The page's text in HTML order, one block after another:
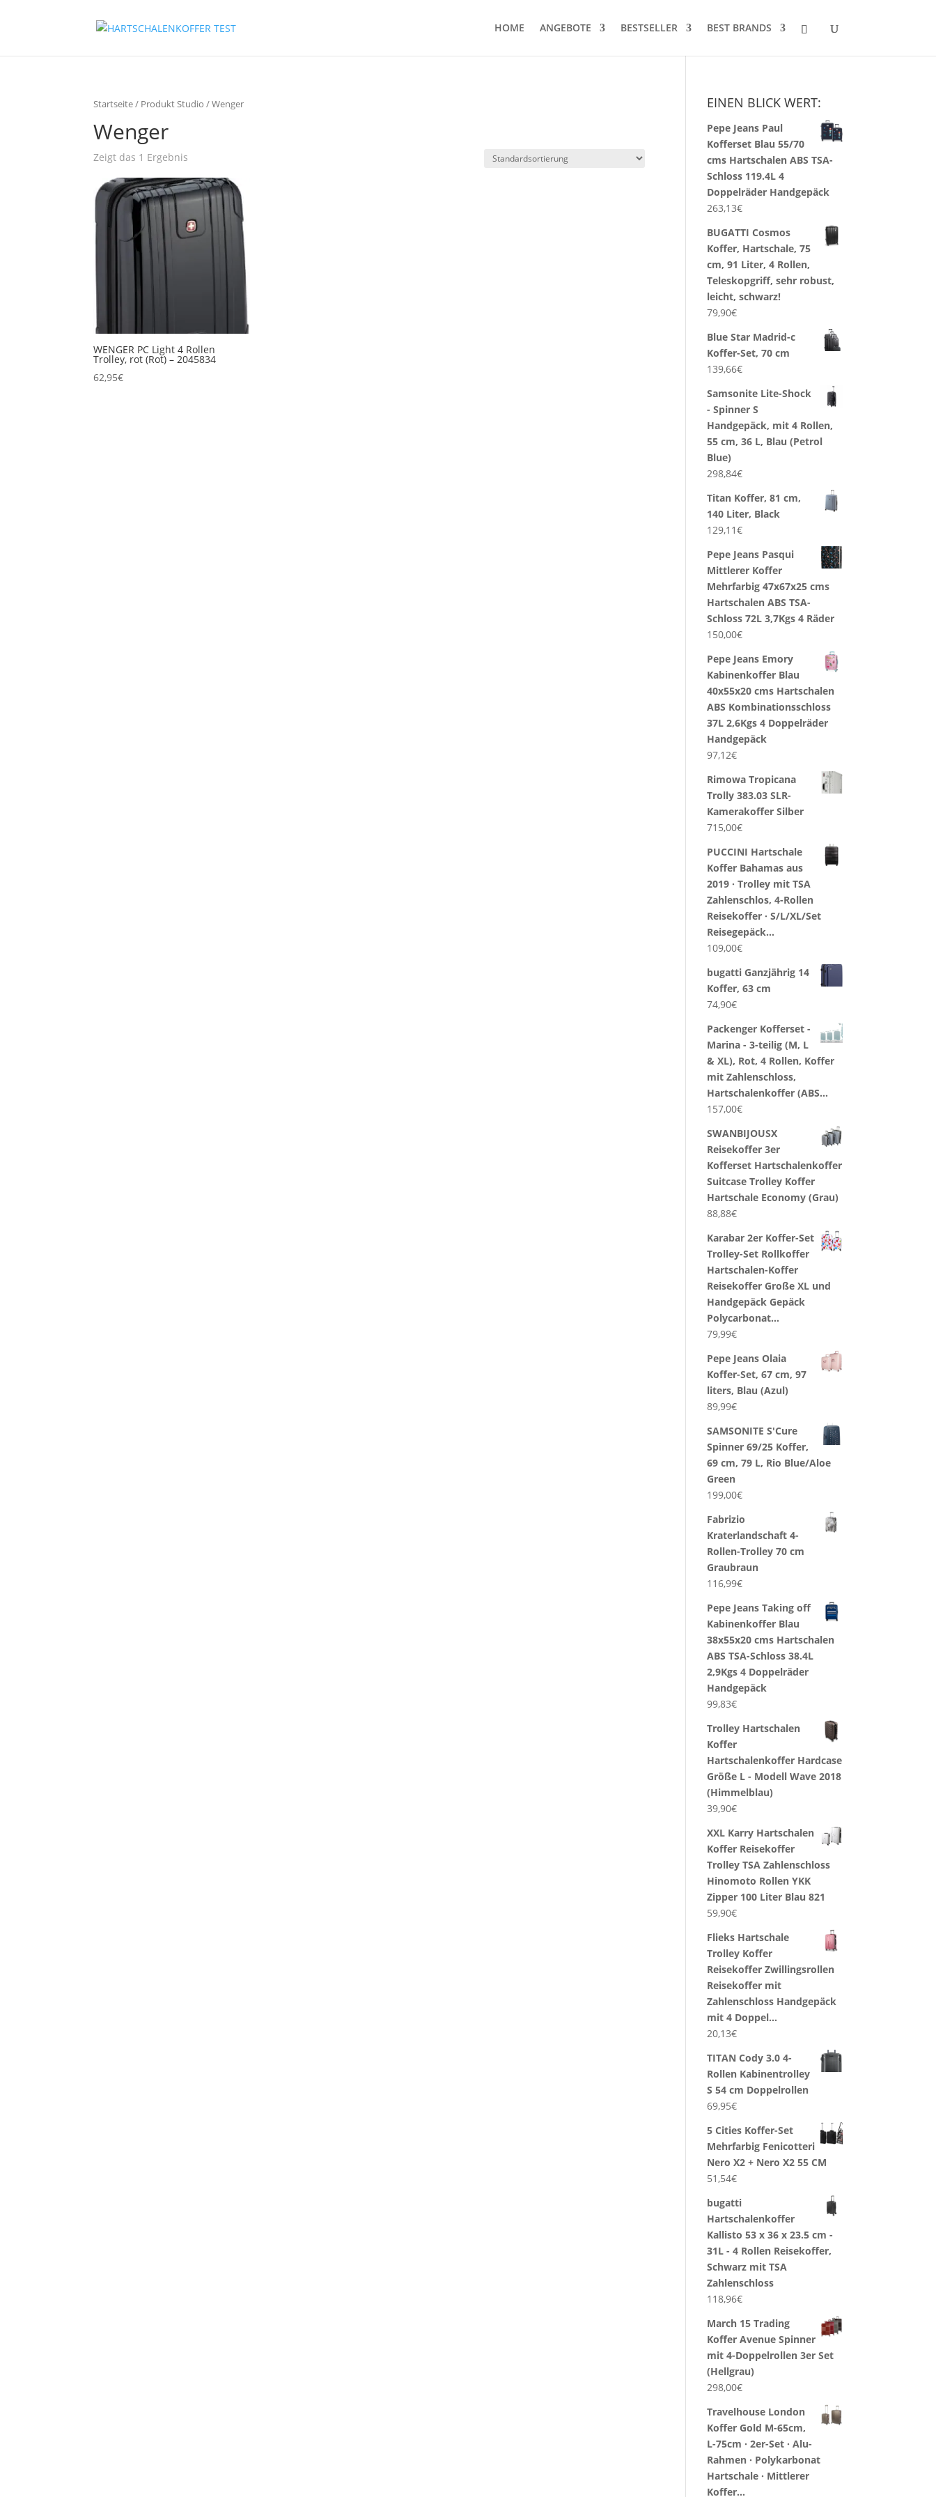
HOME ANGEBOTE BESTSELLER BEST BRANDS
Startseite/ Produkt Studio / Wenger
Wenger
Zeigt das 1 Ergebnis
WENGER PC Light 4 Rollen
Trolley, rot (Rot) – 2045834
62,95€
EINEN BLICK WERT:
Pepe Jeans Paul
Kofferset Blau 55/70
cms Hartschalen ABS TSA-
Schloss 119.4L 4
Doppelräder Handgepäck
263,13€
BUGATTI Cosmos
Koffer, Hartschale, 75
cm, 91 Liter, 4 Rollen,
Teleskopgriff, sehr robust,
leicht, schwarz!
79,90€
Blue Star Madrid-c
Koffer-Set, 70 cm
139,66€
Samsonite Lite-Shock
- Spinner S
Handgepäck, mit 4 Rollen,
55 cm, 36 L, Blau (Petrol
Blue)
298,84€
Titan Koffer, 81 cm,
140 Liter, Black
129,11€
Pepe Jeans Pasqui
Mittlerer Koffer
Mehrfarbig 47x67x25 cms
Hartschalen ABS TSA-
Schloss 72L 3,7Kgs 4 Räder
150,00€
Pepe Jeans Emory
Kabinenkoffer Blau
40x55x20 cms Hartschalen
ABS Kombinationsschloss
37L 2,6Kgs 4 Doppelräder
Handgepäck
97,12€
Rimowa Tropicana
Trolly 383.03 SLR-
Kamerakoffer Silber
715,00€
PUCCINI Hartschale
Koffer Bahamas aus
2019 · Trolley mit TSA
Zahlenschlos, 4-Rollen
Reisekoffer · S/L/XL/Set
Reisegepäck…
109,00€
bugatti Ganzjährig 14
Koffer, 63 cm
74,90€
Packenger Kofferset -
Marina - 3-teilig (M, L
& XL), Rot, 4 Rollen, Koffer
mit Zahlenschloss,
Hartschalenkoffer (ABS…
157,00€
SWANBIJOUSX
Reisekoffer 3er
Kofferset Hartschalenkoffer
Suitcase Trolley Koffer
Hartschale Economy (Grau)
88,88€
Karabar 2er Koffer-Set
Trolley-Set Rollkoffer
Hartschalen-Koffer
Reisekoffer Große XL und
Handgepäck Gepäck
Polycarbonat…
79,99€
Pepe Jeans Olaia
Koffer-Set, 67 cm, 97
liters, Blau (Azul)
89,99€
SAMSONITE S'Cure
Spinner 69/25 Koffer,
69 cm, 79 L, Rio Blue/Aloe
Green
199,00€
Fabrizio
Kraterlandschaft 4-
Rollen-Trolley 70 cm
Graubraun
116,99€
Pepe Jeans Taking off
Kabinenkoffer Blau
38x55x20 cms Hartschalen
ABS TSA-Schloss 38.4L
2,9Kgs 4 Doppelräder
Handgepäck
99,83€
Trolley Hartschalen
Koffer
Hartschalenkoffer Hardcase
Größe L - Modell Wave 2018
(Himmelblau)
39,90€
XXL Karry Hartschalen
Koffer Reisekoffer
Trolley TSA Zahlenschloss
Hinomoto Rollen YKK
Zipper 100 Liter Blau 821
59,90€
Flieks Hartschale
Trolley Koffer
Reisekoffer Zwillingsrollen
Reisekoffer mit
Zahlenschloss Handgepäck
mit 4 Doppel…
20,13€
TITAN Cody 3.0 4-
Rollen Kabinentrolley
S 54 cm Doppelrollen
69,95€
5 Cities Koffer-Set
Mehrfarbig Fenicotteri
Nero X2 + Nero X2 55 CM
51,54€
bugatti
Hartschalenkoffer
Kallisto 53 x 36 x 23.5 cm -
31L - 4 Rollen Reisekoffer,
Schwarz mit TSA
Zahlenschloss
118,96€
March 15 Trading
Koffer Avenue Spinner
mit 4-Doppelrollen 3er Set
(Hellgrau)
298,00€
Travelhouse London
Koffer Gold M-65cm,
L-75cm · 2er-Set · Alu-
Rahmen · Polykarbonat
Hartschale · Mittlerer
Koffer…